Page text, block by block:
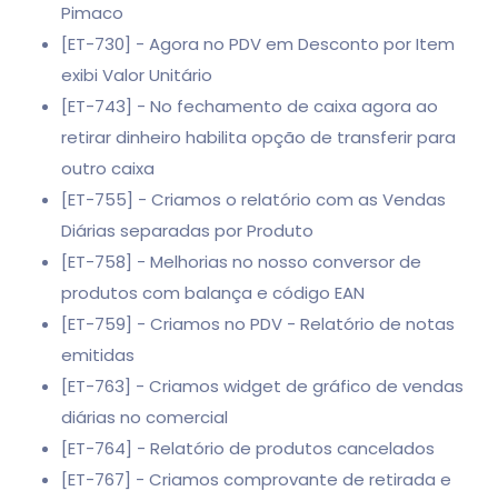
Pimaco
[ET-730] - Agora no PDV em Desconto por Item
exibi Valor Unitário
[ET-743] - No fechamento de caixa agora ao
retirar dinheiro habilita opção de transferir para
outro caixa
[ET-755] - Criamos o relatório com as Vendas
Diárias separadas por Produto
[ET-758] - Melhorias no nosso conversor de
produtos com balança e código EAN
[ET-759] - Criamos no PDV - Relatório de notas
emitidas
[ET-763] - Criamos widget de gráfico de vendas
diárias no comercial
[ET-764] - Relatório de produtos cancelados
[ET-767] - Criamos comprovante de retirada e